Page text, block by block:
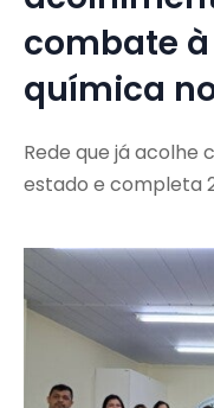
combate
química
Rede que já acolhe
estado e completa